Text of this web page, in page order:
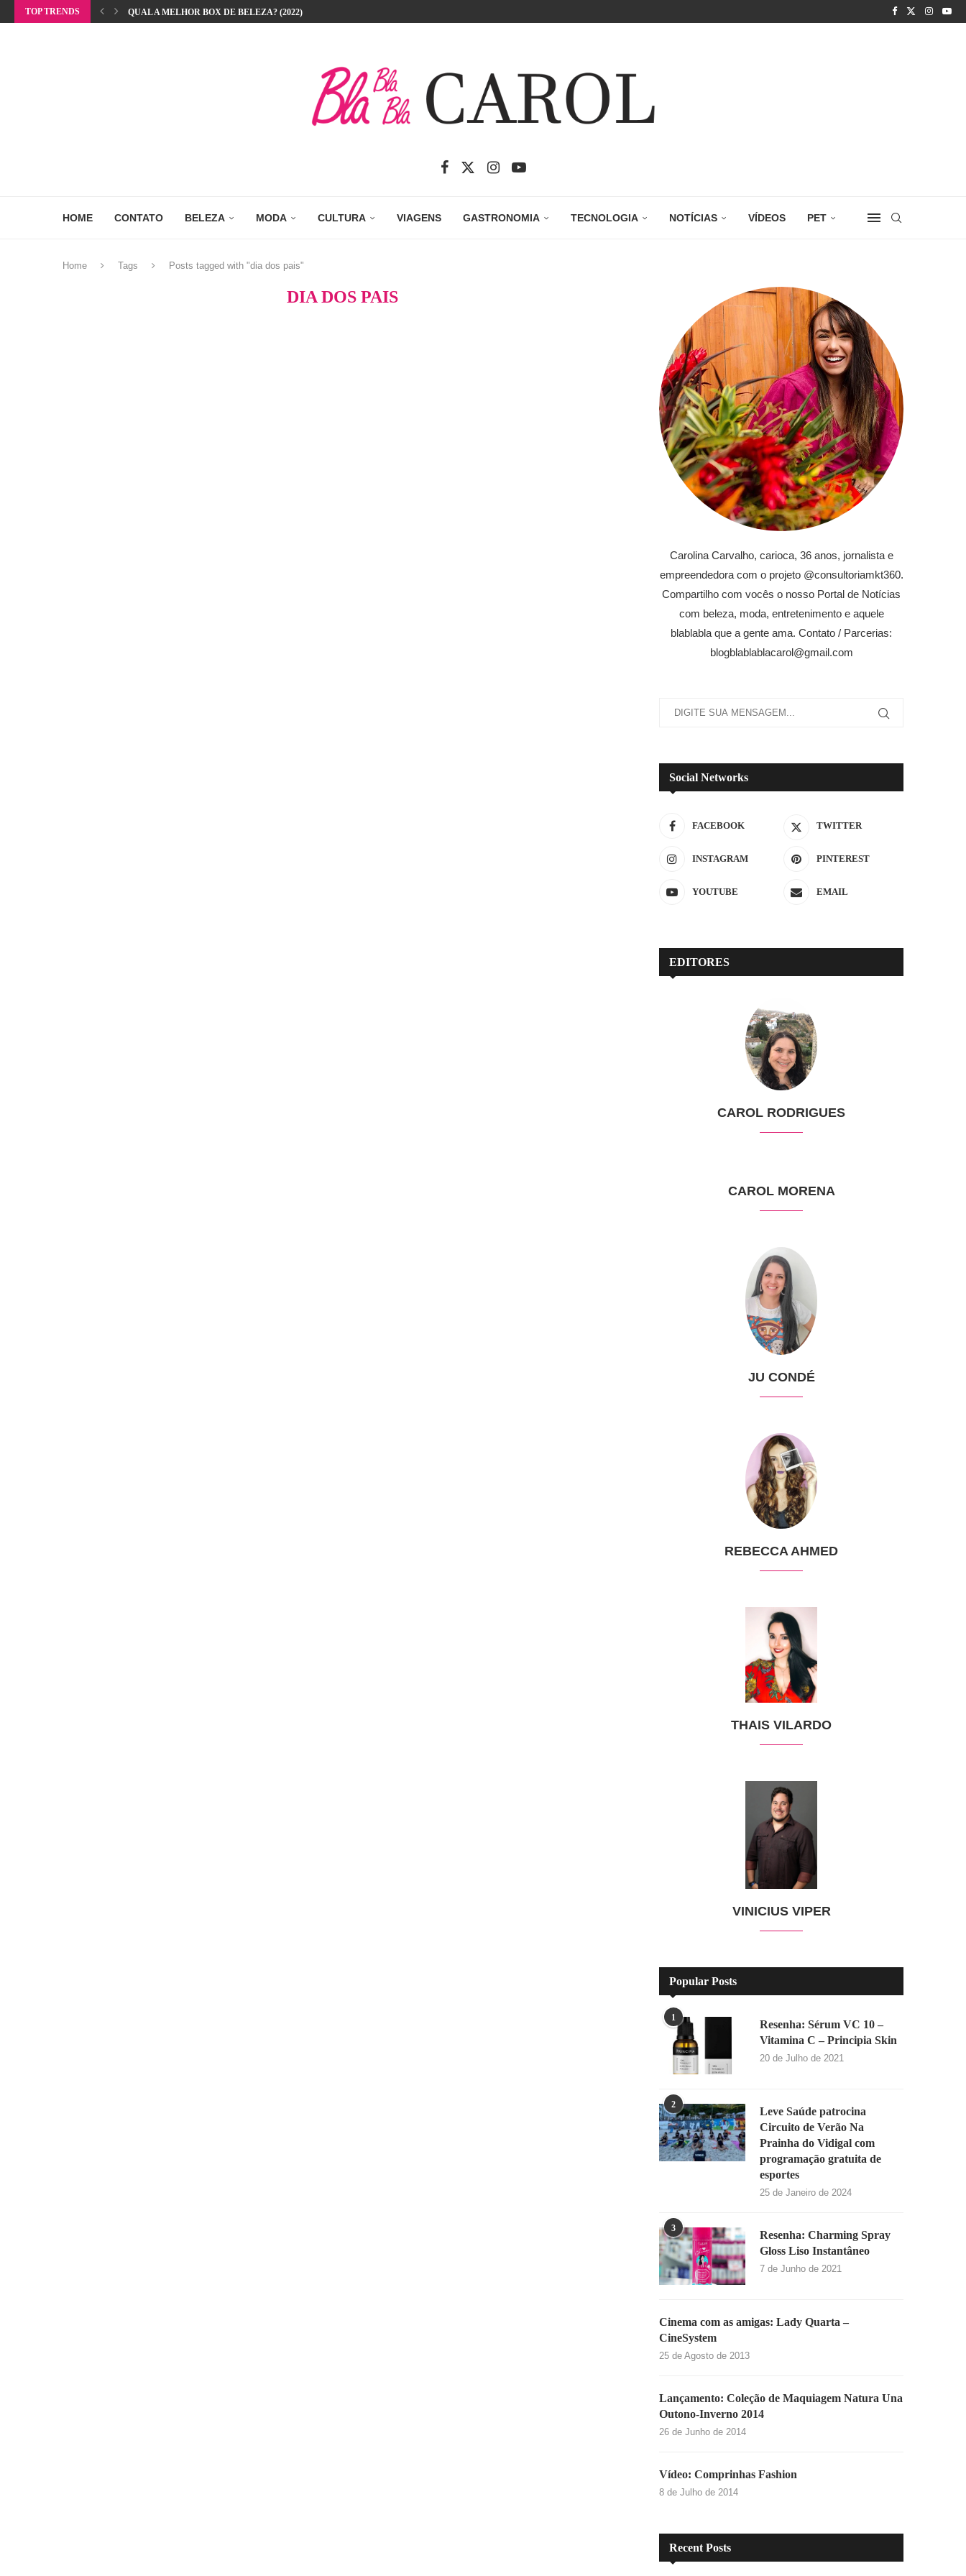
TOP TRENDS QUAL A MELHOR BOX DE BELEZA? (2022)
HOME CONTATO BELEZA MODA CULTURA VIAGENS GASTRONOMIA TECNOLOGIA NOTÍCIAS VÍDEOS PET
Home Tags Posts tagged with "dia dos pais"
DIA DOS PAIS
Carolina Carvalho, carioca, 36 anos, jornalista e
empreendedora com o projeto @consultoriamkt360.
Compartilho com vocês o nosso Portal de Notícias
com beleza, moda, entretenimento e aquele
blablabla que a gente ama. Contato / Parcerias:
blogblablablacarol@gmail.com
Social Networks
FACEBOOK TWITTER
INSTAGRAM PINTEREST
YOUTUBE EMAIL
EDITORES
CAROL RODRIGUES
CAROL MORENA
JU CONDÉ
REBECCA AHMED
THAIS VILARDO
VINICIUS VIPER
Popular Posts
1
Resenha: Sérum VC 10 –
Vitamina C – Principia Skin
20 de Julho de 2021
2
Leve Saúde patrocina
Circuito de Verão Na
Prainha do Vidigal com
programação gratuita de
esportes
25 de Janeiro de 2024
3
Resenha: Charming Spray
Gloss Liso Instantâneo
7 de Junho de 2021
Cinema com as amigas: Lady Quarta –
CineSystem
25 de Agosto de 2013
Lançamento: Coleção de Maquiagem Natura Una
Outono-Inverno 2014
26 de Junho de 2014
Vídeo: Comprinhas Fashion
8 de Julho de 2014
Recent Posts